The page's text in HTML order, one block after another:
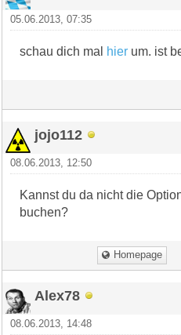
05.06.2013, 07:35
schau dich mal hier um. ist
jojo112
08.06.2013, 12:50
Kannst du da nicht die
buchen?
Homepage
Alex78
08.06.2013, 14:48